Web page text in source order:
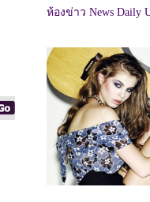
ห้องข่าว News Daily